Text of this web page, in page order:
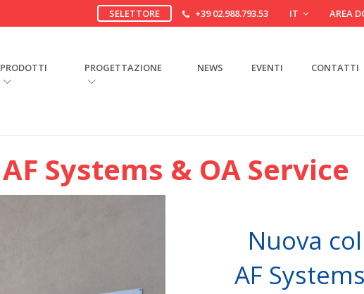
SELETTORE +39 02.988.793.53 IT AREA
PRODOTTI PROGETTAZIONE NEWS EVENTI CONTATTI
AF Systems & OA Service
Nuova
AF